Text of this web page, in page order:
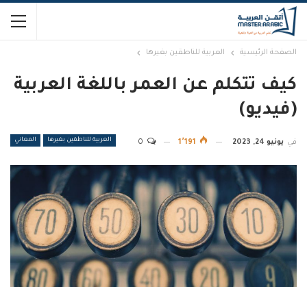
الصفحة الرئيسية العربية للناطقين بغيرها
كيف تتكلم عن العمر باللغة العربية
(فيديو)
العربية للناطقين بغيرها المعاني في يونيو 24, 2023